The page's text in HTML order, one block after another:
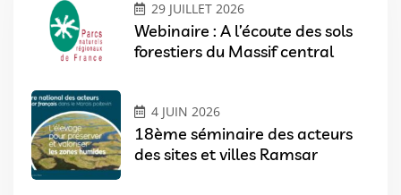
29 JUILLET 2026
Webinaire : A l’écoute des sols
forestiers du Massif central
4 JUIN 2026
18ème séminaire des acteurs
des sites et villes Ramsar